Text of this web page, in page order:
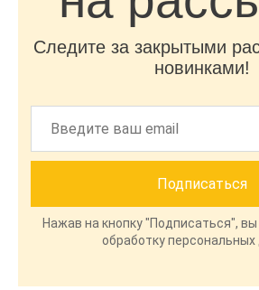
Следите за закрытыми
новинками!
Нажав на кнопку "Подписаться",
обработку